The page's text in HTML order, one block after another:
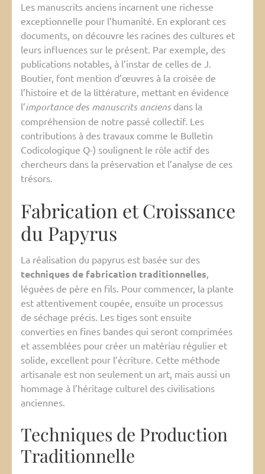
Les manuscrits anciens incarnent une richesse
exceptionnelle pour l’humanité. En explorant ces
documents, on découvre les racines des cultures et
leurs influences sur le présent. Par exemple, des
publications notables, à l’instar de celles de J.
Boutier, font mention d’œuvres à la croisée de
l’histoire et de la littérature, mettant en évidence
l’importance des manuscrits anciensdans la
compréhension de notre passé collectif. Les
contributions à des travaux comme le Bulletin
Codicologique Q-) soulignent le rôle actif des
chercheurs dans la préservation et l’analyse de ces
trésors.
Fabrication et Croissance
du Papyrus
La réalisation du papyrus est basée sur des
techniques de fabrication traditionnelles,
léguées de père en fils. Pour commencer, la plante
est attentivement coupée, ensuite un processus
de séchage précis. Les tiges sont ensuite
converties en fines bandes qui seront comprimées
et assemblées pour créer un matériau régulier et
solide, excellent pour l’écriture. Cette méthode
artisanale est non seulement un art, mais aussi un
hommage à l’héritage culturel des civilisations
anciennes.
Techniques de Production
Traditionnelle